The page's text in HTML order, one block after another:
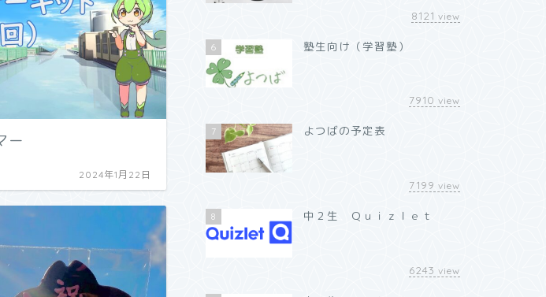
ー
2024年1月22日
8121 view
6 塾生向け（学習塾）
7910 view
7 よつばの予定表
7199 view
8 中２生 Ｑｕｉｚｌｅｔ
6243 view